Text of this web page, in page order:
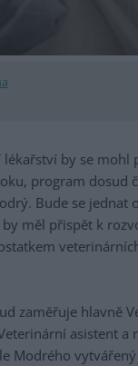
by se mohl
program dosud
Bude se jednat
měl přispět k
zaměřuje hlavně
asistent
Modrého